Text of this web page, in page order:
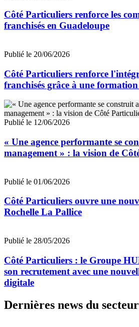
Côté Particuliers renforce les
franchisés en Guadeloupe
Publié le 20/06/2026
Côté Particuliers renforce
franchisés grâce à une
Publié le 12/06/2026
« Une agence performante se
management » : la vision de
Publié le 01/06/2026
Côté Particuliers ouvre une
Rochelle La Pallice
Publié le 28/05/2026
Côté Particuliers : le Groupe
son recrutement avec une
digitale
Dernières news du secteur